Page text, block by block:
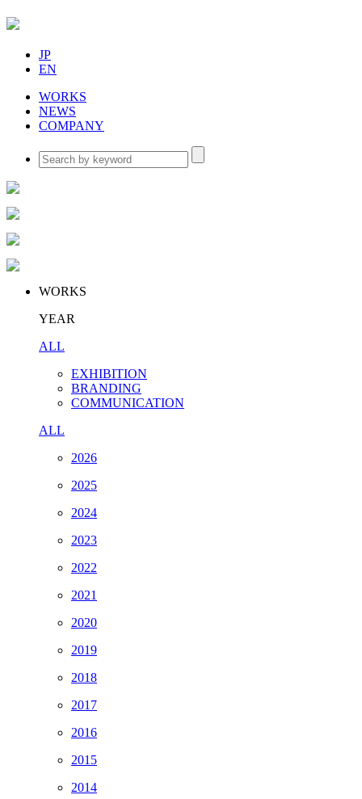
JP
EN
WORKS
NEWS
COMPANY
WORKS
YEAR
ALL
EXHIBITION
BRANDING
COMMUNICATION
ALL
2026
2025
2024
2023
2022
2021
2020
2019
2018
2017
2016
2015
2014